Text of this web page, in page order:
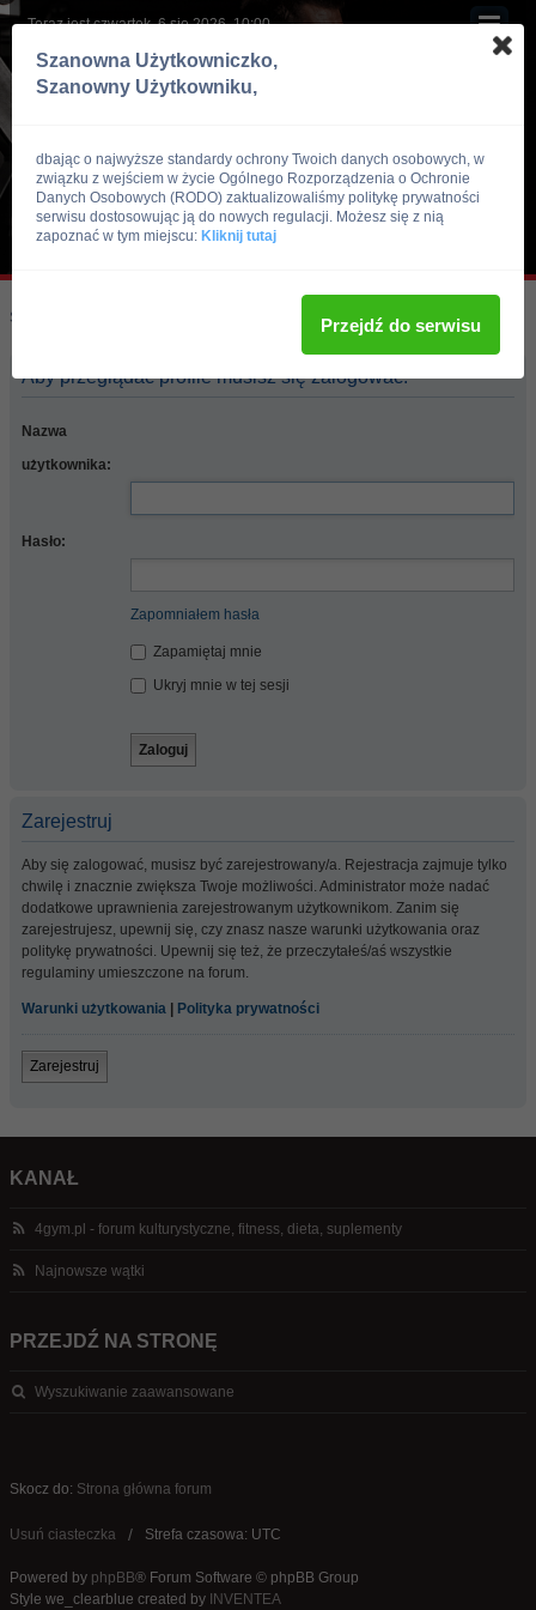
Teraz jest czwartek, 6 sie 2026, 10:00
Skocz do:
Aby przeglądać profile musisz się zalogować.
Nazwa
użytkownika:
Hasło:
Zapomniałem hasła
Zapamiętaj mnie
Ukryj mnie w tej sesji
Zarejestruj
Aby się zalogować, musisz być zarejestrowany/a. Rejestracja zajmuje tylko
chwilę i znacznie zwiększa Twoje możliwości. Administrator może nadać
dodatkowe uprawnienia zarejestrowanym użytkownikom. Zanim się
zarejestrujesz, upewnij się, czy znasz nasze warunki użytkowania oraz
politykę prywatności. Upewnij się też, że przeczytałeś/aś wszystkie
regulaminy umieszczone na forum.
Warunki użytkowania Polityka prywatności
Zarejestruj
KANAŁ
4gym.pl - forum kulturystyczne, fitness, dieta, suplementy
Najnowsze wątki
PRZEJDŹ NA STRONĘ
Wyszukiwanie zaawansowane
Skocz do: Strona główna forum
Usuń ciasteczka Strefa czasowa: UTC
Powered by phpBB® Forum Software © phpBB Group
Style we_clearblue created by INVENTEA
Szanowna Użytkowniczko,
Szanowny Użytkowniku,
dbając o najwyższe standardy ochrony Twoich danych osobowych, w
związku z wejściem w życie Ogólnego Rozporządzenia o Ochronie
Danych Osobowych (RODO) zaktualizowaliśmy politykę prywatności
serwisu dostosowując ją do nowych regulacji. Możesz się z nią
zapoznać w tym miejscu: Kliknij tutaj
Przejdź do serwisu